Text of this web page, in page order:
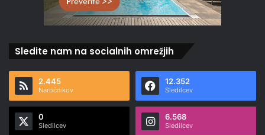
Sledite nam na socialnih omrežjih
2.445
Naročnikov
12.352
Sledilcev
0
Sledilcev
6.568
Sledilcev